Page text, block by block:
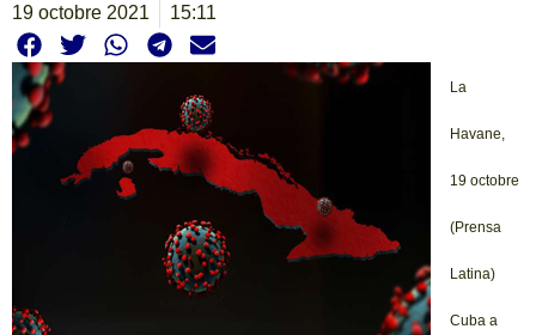
19 octobre 2021 15:11
La
Havane,
19 octobre
(Prensa
Latina)
Cuba a